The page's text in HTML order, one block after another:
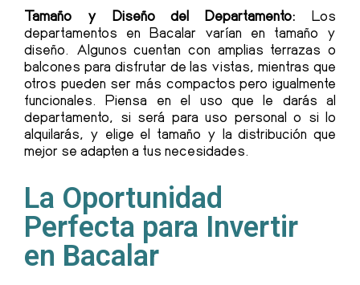
Tamaño y Diseño del Departamento: Los
departamentos en Bacalar varían en tamaño y
diseño. Algunos cuentan con amplias terrazas o
balcones para disfrutar de las vistas, mientras que
otros pueden ser más compactos pero igualmente
funcionales. Piensa en el uso que le darás al
departamento, si será para uso personal o si lo
alquilarás, y elige el tamaño y la distribución que
mejor se adapten a tus necesidades.
La Oportunidad
Perfecta para Invertir
en Bacalar